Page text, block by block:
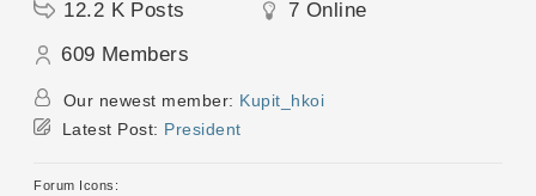
12.2 K Posts 7 Online
609 Members
Our newest member: Kupit_hkoi
Latest Post: President
Forum Icons: